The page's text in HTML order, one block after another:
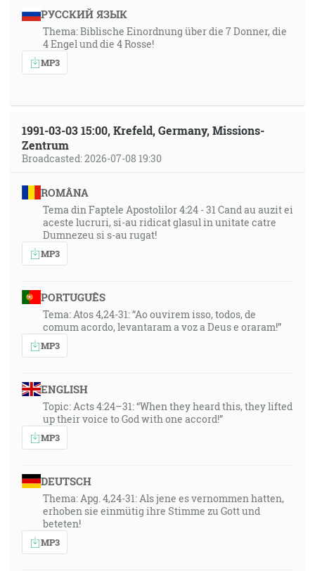
РУССКИЙ ЯЗЫК
Thema: Biblische Einordnung über die 7 Donner, die
4 Engel und die 4 Rosse!
MP3
1991-03-03 15:00, Krefeld, Germany, Missions-
Zentrum
Broadcasted: 2026-07-08 19:30
ROMÂNA
Tema din Faptele Apostolilor 4:24 - 31 Cand au auzit ei
aceste lucruri, si-au ridicat glasul in unitate catre
Dumnezeu si s-au rugat!
MP3
PORTUGUÊS
Tema: Atos 4,24-31: “Ao ouvirem isso, todos, de
comum acordo, levantaram a voz a Deus e oraram!”
MP3
ENGLISH
Topic: Acts 4:24–31: “When they heard this, they lifted
up their voice to God with one accord!”
MP3
DEUTSCH
Thema: Apg. 4,24-31: Als jene es vernommen hatten,
erhoben sie einmütig ihre Stimme zu Gott und
beteten!
MP3